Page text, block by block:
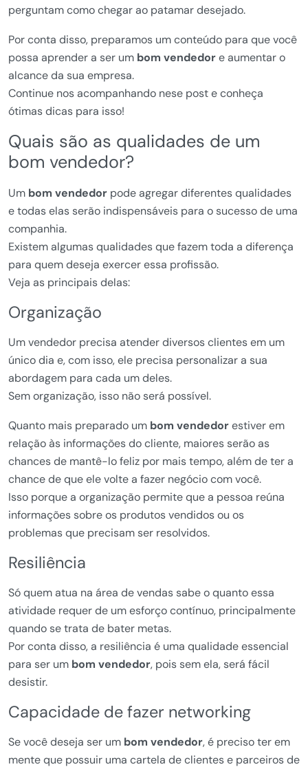
perguntam como chegar ao patamar desejado.
Por conta disso, preparamos um conteúdo para que você
possa aprender a ser um bom vendedore aumentar o
alcance da sua empresa.
Continue nos acompanhando nese post e conheça
ótimas dicas para isso!
Quais são as qualidades de um
bom vendedor?
Um bom vendedor pode agregar diferentes qualidades
e todas elas serão indispensáveis para o sucesso de uma
companhia.
Existem algumas qualidades que fazem toda a diferença
para quem deseja exercer essa profissão.
Veja as principais delas:
Organização
Um vendedor precisa atender diversos clientes em um
único dia e, com isso, ele precisa personalizar a sua
abordagem para cada um deles.
Sem organização, isso não será possível.
Quanto mais preparado um bom vendedorestiver em
relação às informações do cliente, maiores serão as
chances de mantê-lo feliz por mais tempo, além de ter a
chance de que ele volte a fazer negócio com você.
Isso porque a organização permite que a pessoa reúna
informações sobre os produtos vendidos ou os
problemas que precisam ser resolvidos.
Resiliência
Só quem atua na área de vendas sabe o quanto essa
atividade requer de um esforço contínuo, principalmente
quando se trata de bater metas.
Por conta disso, a resiliência é uma qualidade essencial
para ser um bom vendedor, pois sem ela, será fácil
desistir.
Capacidade de fazer networking
Se você deseja ser um bom vendedor, é preciso ter em
mente que possuir uma cartela de clientes e parceiros de